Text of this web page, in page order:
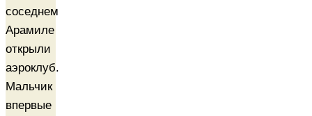
соседнем
Арамиле
открыли
аэроклуб.
Мальчик
впервые